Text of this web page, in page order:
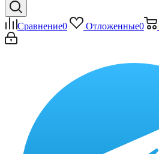
Сравнение0 Отложенные0